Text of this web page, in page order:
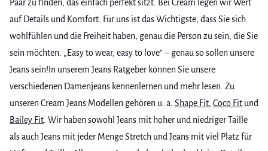
Paar zu finden, das einfach perfekt sitzt. Bei Cream legen wir Wert
auf Details und Komfort. Für uns ist das Wichtigste, dass Sie sich
wohlfühlen und die Freiheit haben, genau die Person zu sein, die Sie
sein möchten. „Easy to wear, easy to love“ – genau so sollen unsere
Jeans sein!In unserem Jeans Ratgeber können Sie unsere
verschiedenen Damenjeans kennenlernen und mehr lesen. Zu
unseren Cream Jeans Modellen gehören u. a. Shape Fit, Coco Fit und
Bailey Fit . Wir haben sowohl Jeans mit hoher und niedriger Taille
als auch Jeans mit jeder Menge Stretch und Jeans mit viel Platz für